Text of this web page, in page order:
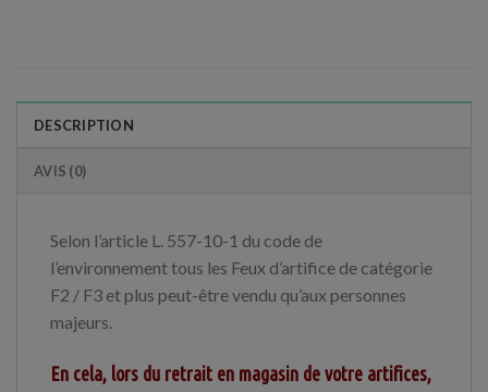
DESCRIPTION
AVIS (0)
Selon l’article L. 557-10-1 du code de
l’environnement tous les Feux d’artifice de catégorie
F2 / F3 et plus peut-être vendu qu’aux personnes
majeurs.
En cela, lors du retrait en magasin de votre artifices,